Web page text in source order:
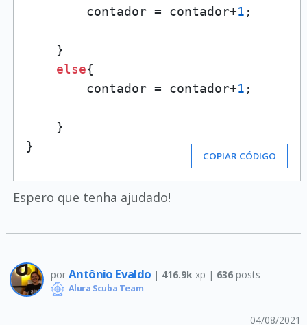
        contador = contador+
1 ;
    }
else{
        contador = contador+
1 ;
    }
}
COPIAR CÓDIGO
Espero que tenha ajudado!
por Antônio Evaldo | 416.9k xp | 636posts
Alura Scuba Team
04/08/2021